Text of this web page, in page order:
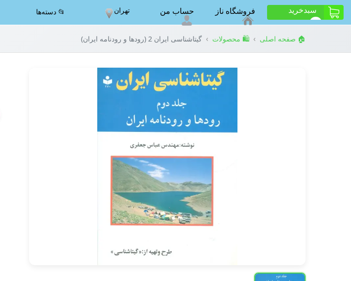
سبد‌خرید فروشگاه ناز حساب من تهران 📂 دسته‌ها
🏠 صفحه اصلی › 🛍️ محصولات › گیتاشناسی ایران 2 (رودها و رودنامه ایران)